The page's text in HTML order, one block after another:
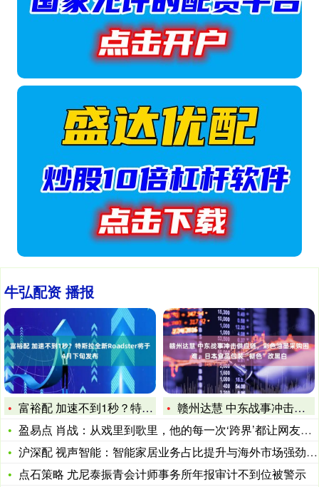
牛弘配资 播报
富裕配 加速不到1秒？特斯拉全新Roadster将于4月下旬
赣州达慧 中东战事冲击供应链，彩色油墨采购困难，日本食品包装
盈易点 肖战：从戏里到歌里，他的每一次‘跨界’都让网友直呼‘
沪深配 视声智能：智能家居业务占比提升与海外市场强劲增长
点石策略 尤尼泰振青会计师事务所年报审计不到位被警示